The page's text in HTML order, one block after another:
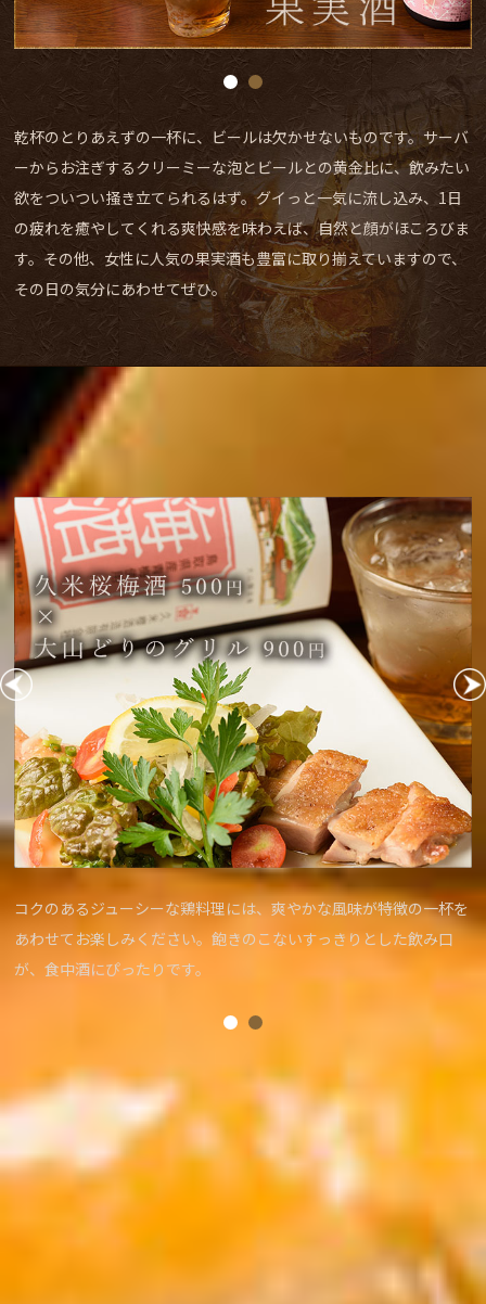
乾杯のとりあえずの一杯に、ビールは欠かせないものです。サーバ
ーからお注ぎするクリーミーな泡とビールとの黄金比に、飲みたい
欲をついつい掻き立てられるはず。グイっと一気に流し込み、1日
の疲れを癒やしてくれる爽快感を味わえば、自然と顔がほころびま
す。その他、女性に人気の果実酒も豊富に取り揃えていますので、
その日の気分にあわせてぜひ。
当店がおすすめする至極の組み合わせ。優しい梅の香りとさっ
とした甘みが、鮮魚の旨味を引き立てます。互いに引き立て合う
味しさの高まりを存分にご堪能ください。